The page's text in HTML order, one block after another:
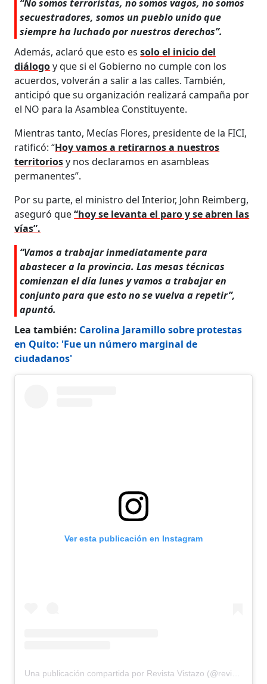
“No somos terroristas, no somos vagos, no somos
secuestradores, somos un pueblo unido que
siempre ha luchado por nuestros derechos”.
Además, aclaró que esto essolo el inicio del
diálogoy que si el Gobierno no cumple con los
acuerdos, volverán a salir a las calles. También,
anticipó que su organización realizará campaña por
el NO para la Asamblea Constituyente.
Mientras tanto, Mecías Flores, presidente de la FICI,
ratificó: “Hoy vamos a retirarnos a nuestros
territoriosy nos declaramos en asambleas
permanentes”.
Por su parte, el ministro del Interior, John Reimberg,
aseguró que“hoy se levanta el paro y se abren las
vías”.
“Vamos a trabajar inmediatamente para
abastecer a la provincia. Las mesas técnicas
comienzan el día lunes y vamos a trabajar en
conjunto para que esto no se vuelva a repetir”,
apuntó.
Lea también: Carolina Jaramillo sobre protestas
en Quito: 'Fue un número marginal de
ciudadanos'
Ver esta publicación en Instagram